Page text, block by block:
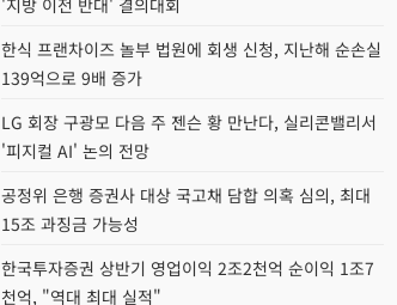
'지방 이전 반대' 결의대회
한식 프랜차이즈 놀부 법원에 회생 신청, 지난해 순손실
139억으로 9배 증가
LG 회장 구광모 다음 주 젠슨 황 만난다, 실리콘밸리서
'피지컬 AI' 논의 전망
공정위 은행 증권사 대상 국고채 담합 의혹 심의, 최대
15조 과징금 가능성
한국투자증권 상반기 영업이익 2조2천억 순이익 1조7
천억, "역대 최대 실적"